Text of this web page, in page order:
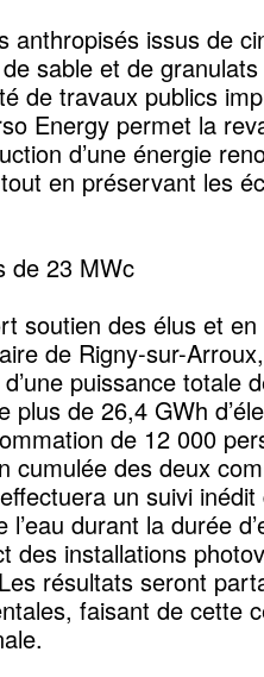
anthropisés issus de
sable et de
de travaux publics
Energy permet la
d’une énergie
en préservant les
de 23 MWc
soutien des élus et
de Rigny-sur-
puissance totale
plus de 26,4 GWh
de 12 000
cumulée des deux
un suivi
durant la durée
des installations
résultats seront
faisant de cette